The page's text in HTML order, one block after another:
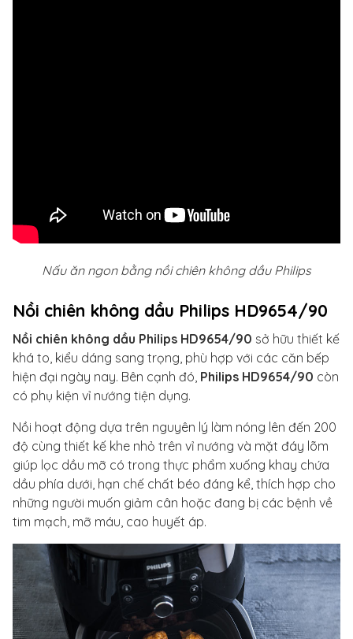
Nấu ăn ngon bằng nồi chiên không dầu Philips
Nồi chiên không dầu Philips HD9654/90
Nồi chiên không dầu Philips HD9654/90 sở hữu thiết kế
khá to, kiểu dáng sang trọng, phù hợp với các căn bếp
hiện đại ngày nay. Bên cạnh đó, Philips HD9654/90 còn
có phụ kiện vỉ nướng tiện dụng.
Nồi hoạt động dựa trên nguyên lý làm nóng lên đến 200
độ cùng thiết kế khe nhỏ trên vỉ nướng và mặt đáy lõm
giúp lọc dầu mỡ có trong thực phẩm xuống khay chứa
dầu phía dưới, hạn chế chất béo đáng kể, thích hợp cho
những người muốn giảm cân hoặc đang bị các bệnh về
tim mạch, mỡ máu, cao huyết áp.